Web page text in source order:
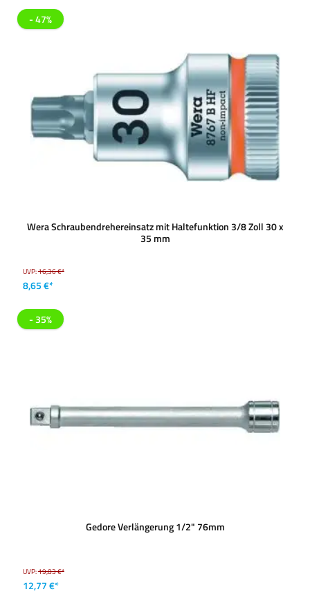
- 47%
Wera Schraubendrehereinsatz mit Haltefunktion 3/8 Zoll 30 x
35 mm
UVP:16,36 €*
8,65 €*
- 35%
Gedore Verlängerung 1/2" 76mm
UVP:19,83 €*
12,77 €*